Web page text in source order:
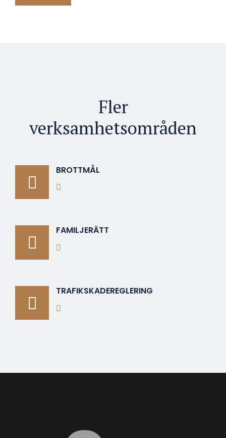
Fler
verksamhetsområden
BROTTMÅL
FAMILJERÄTT
TRAFIKSKADEREGLERING